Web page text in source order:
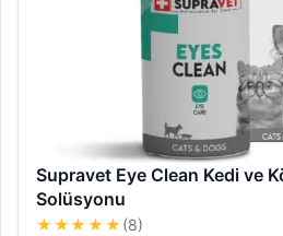
Supravet Eye Clean Kedi ve
Solüsyonu
★★★★★ (8)